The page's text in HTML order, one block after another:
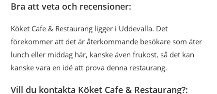
Bra att veta och recensioner:
Köket Cafe & Restaurang ligger i Uddevalla. Det
förekommer att det är återkommande besökare som äter
lunch eller middag här, kanske även frukost, så det kan
kanske vara en idé att prova denna restaurang.
Vill du kontakta Köket Cafe & Restaurang?: